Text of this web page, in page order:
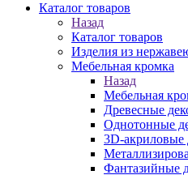
Каталог товаров
Назад
Каталог товаров
Изделия из
Мебельная кромка
Назад
Мебельная
Древесные
Однотонные
3D-акриловые
Фантазийные